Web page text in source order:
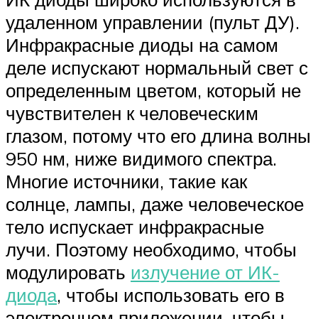
удаленном управлении (пульт ДУ).
Инфракрасные диоды на самом
деле испускают нормальный свет с
определенным цветом, который не
чувствителен к человеческим
глазом, потому что его длина волны
950 нм, ниже видимого спектра.
Многие источники, такие как
солнце, лампы, даже человеческое
тело испускает инфракрасные
лучи. Поэтому необходимо, чтобы
модулировать излучение от ИК-
диода, чтобы использовать его в